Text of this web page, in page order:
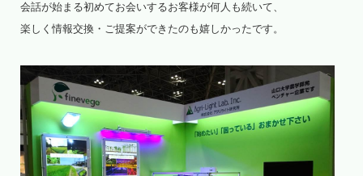
会話が始まる初めてお会いするお客様が何人も続いて、
楽しく情報交換・ご提案ができたのも嬉しかったです。